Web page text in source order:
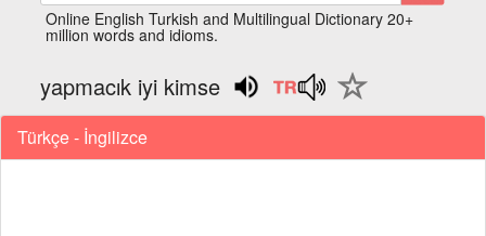
Online English Turkish and Multilingual Dictionary 20+
million words and idioms.
yapmacık iyi kimse
Türkçe - İngilizce